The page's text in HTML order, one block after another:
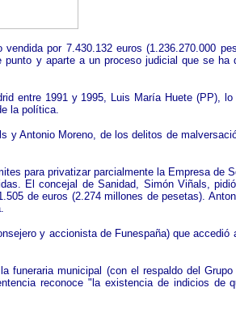
por 7.430.132 euros (1.236.270.000
y aparte a un proceso judicial que se
entre 1991 y 1995, Luis María Huete (PP),
la política.
Antonio Moreno, de los delitos de
para privatizar parcialmente la Empresa de
El concejal de Sanidad, Simón Viñals,
de euros (2.274 millones de pesetas).
y accionista de Funespaña) que
funeraria municipal (con el respaldo del
reconoce "la existencia de indicios de